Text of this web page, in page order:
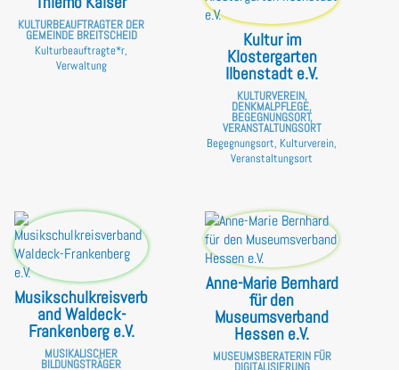
KULTURBEAUFTRAGTER DER
GEMEINDE BREITSCHEID
Kulturbeauftragte*r,
Verwaltung
Kultur im
Klostergarten
Ilbenstadt e.V.
KULTURVEREIN,
DENKMALPFLEGE,
BEGEGNUNGSORT,
VERANSTALTUNGSORT
Begegnungsort, Kulturverein,
Veranstaltungsort
Musikschulkreisverb
and Waldeck-
Frankenberg e.V.
MUSIKALISCHER
BILDUNGSTRÄGER
Anne-Marie Bernhard
für den
Museumsverband
Hessen e.V.
MUSEUMSBERATERIN FÜR
DIGITALISIERUNG